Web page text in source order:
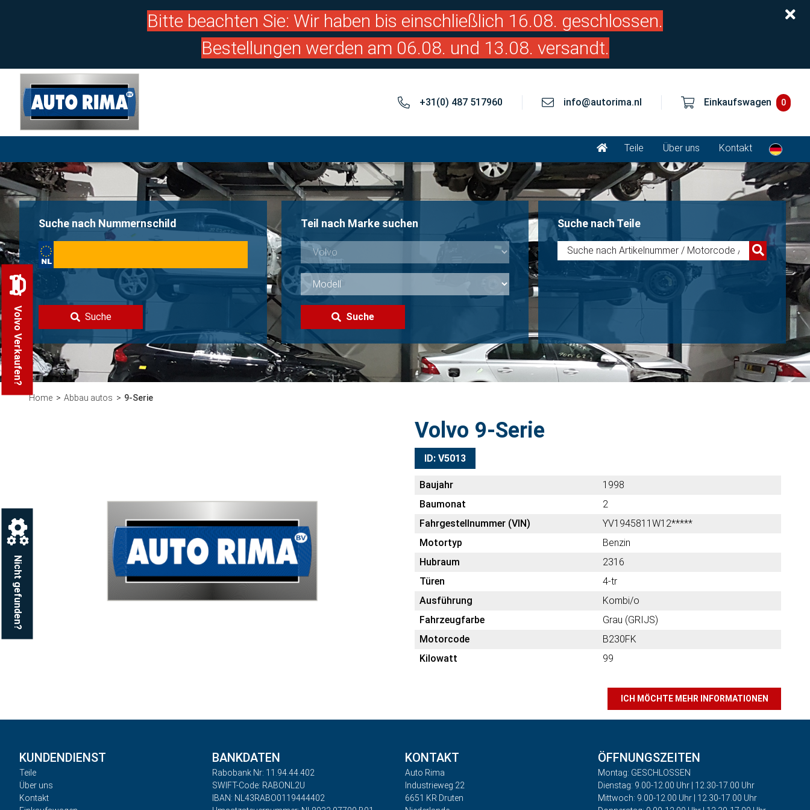
Bitte beachten Sie: Wir haben bis einschließlich 16.08. geschlossen.
Bestellungen werden am 06.08. und 13.08. versandt.
+31(0) 487 517960 info@autorima.nl Einkaufswagen 0
Teile Über uns Kontakt
Suche nach Nummernschild
Suche
Teil nach Marke suchen
Suche
Suche nach Teile
Home Abbau autos 9-Serie
Volvo 9-Serie
ID: V5013
Baujahr
1998
Baumonat
2
Fahrgestellnummer (VIN)
YV1945811W12*****
Motortyp
Benzin
Hubraum
2316
Türen
4-tr
Ausführung
Kombi/o
Fahrzeugfarbe
Grau (GRIJS)
Motorcode
B230FK
Kilowatt
99
ICH MÖCHTE MEHR INFORMATIONEN
KUNDENDIENST
Teile
Über uns
Kontakt
BANKDATEN
Rabobank Nr: 11.94.44.402
SWIFT-Code: RABONL2U
IBAN: NL43RABO0119444402
KONTAKT
Auto Rima
Industrieweg 22
6651 KR Druten
ÖFFNUNGSZEITEN
Montag: GESCHLOSSEN
Dienstag: 9.00-12.00 Uhr | 12.30-17.00 Uhr
Mittwoch: 9.00-12.00 Uhr | 12.30-17.00 Uhr
Volvo Verkaufen?
Nicht gefunden?